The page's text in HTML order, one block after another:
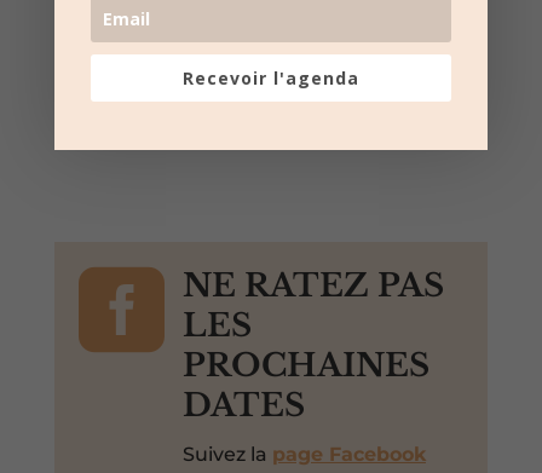
Poulx, Gard, 30320, France,
+ Google Map
Loto

NE RATEZ PAS
LES
PROCHAINES
DATES
Suivez la page Facebook
Recevoir l'agenda